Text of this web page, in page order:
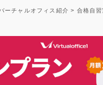
ーチャルオフィス紹介 > 合格自